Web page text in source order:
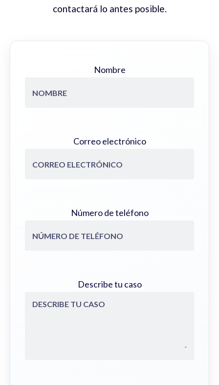
contactará lo antes posible.
Nombre
Correo electrónico
Número de teléfono
Describe tu caso